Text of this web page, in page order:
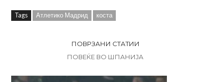
Tags Атлетико Мадрид коста
ПОВРЗАНИ СТАТИИ
ПОВЕЌЕ ВО ШПАНИЈА